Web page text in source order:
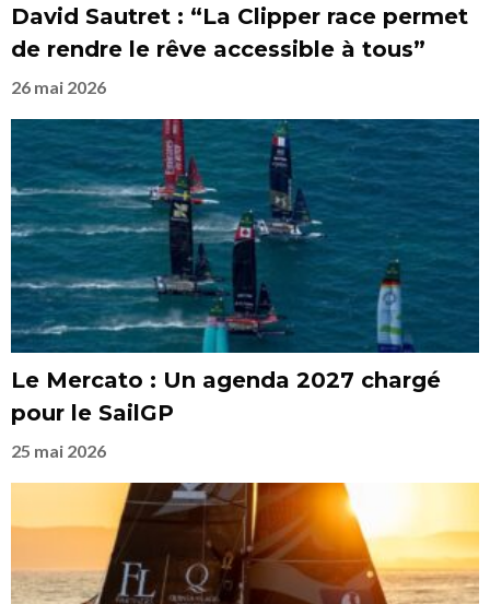
David Sautret : “La Clipper race permet
de rendre le rêve accessible à tous”
26 mai 2026
Le Mercato : Un agenda 2027 chargé
pour le SailGP
25 mai 2026